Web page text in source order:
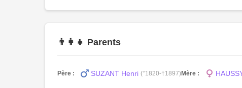
👨‍👩‍👧 Parents
Père : SUZANT Henri (°1820-†1897)Mère :